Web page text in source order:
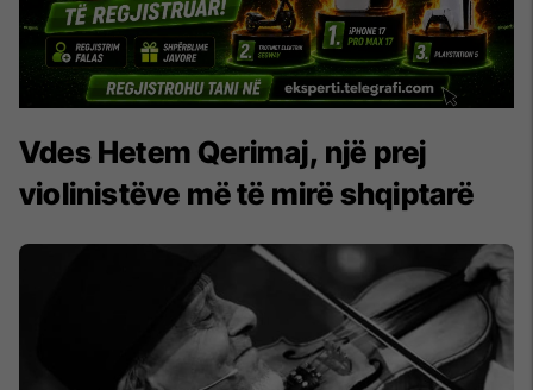
Vdes Hetem Qerimaj, një prej
violinistëve më të mirë shqiptarë